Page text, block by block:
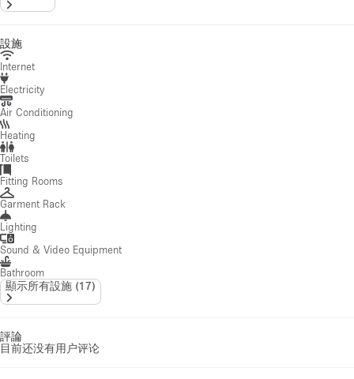
設施
Internet
Electricity
Air Conditioning
Heating
Toilets
Fitting Rooms
Garment Rack
Lighting
Sound & Video Equipment
Bathroom
顯示所有設施 (17)
評論
目前还没有用户评论